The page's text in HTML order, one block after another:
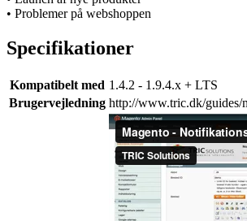
• Problemer på webshoppen
Specifikationer
Kompatibelt med 1.4.2 - 1.9.4.x + LTS
Brugervejledning http://www.tric.dk/guides/